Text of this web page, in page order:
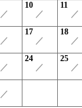
／
10
／
11
／
／
17
／
18
／
／
24
／
25
／
／